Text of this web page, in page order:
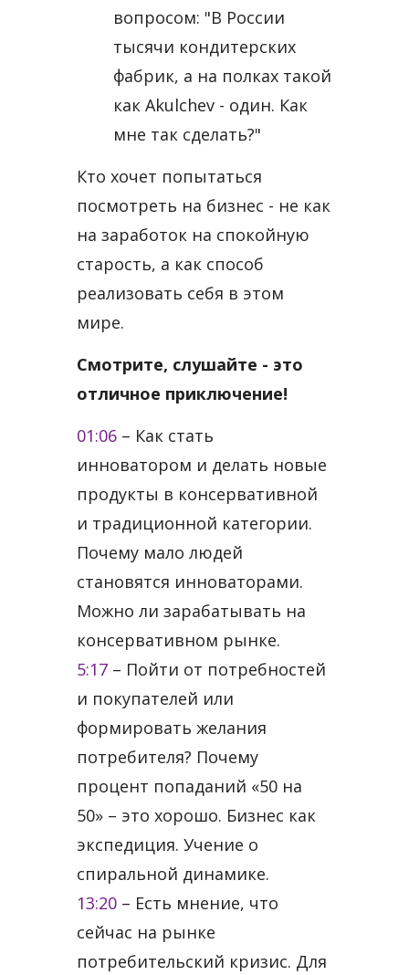
вопросом: "В России
тысячи кондитерских
фабрик, а на полках такой
как Akulchev - один. Как
мне так сделать?"
Кто хочет попытаться
посмотреть на бизнес - не как
на заработок на спокойную
старость, а как способ
реализовать себя в этом
мире.
Смотрите, слушайте - это
отличное приключение!
01:06 ​ – Как стать
инноватором и делать новые
продукты в консервативной
и традиционной категории.
Почему мало людей
становятся инноваторами.
Можно ли зарабатывать на
консервативном рынке.
5:17 ​ – Пойти от потребностей
и покупателей или
формировать желания
потребителя? Почему
процент попаданий «50 на
50» – это хорошо. Бизнес как
экспедиция. Учение о
спиральной динамике.
13:20 ​ – Есть мнение, что
сейчас на рынке
потребительский кризис. Для